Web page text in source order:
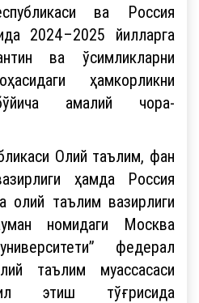
ва Россия
2024–2025 йилларга
ва ўсимликларни
ҳамкорликни
амалий чора-
Олий таълим, фан
ҳамда Россия
олий таълим вазирлиги
номидаги Москва
федерал
таълим муассасаси
этиш тўғрисида